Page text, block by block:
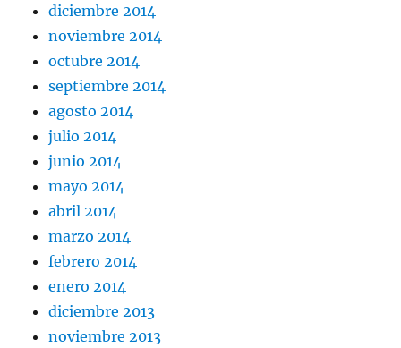
diciembre 2014
noviembre 2014
octubre 2014
septiembre 2014
agosto 2014
julio 2014
junio 2014
mayo 2014
abril 2014
marzo 2014
febrero 2014
enero 2014
diciembre 2013
noviembre 2013